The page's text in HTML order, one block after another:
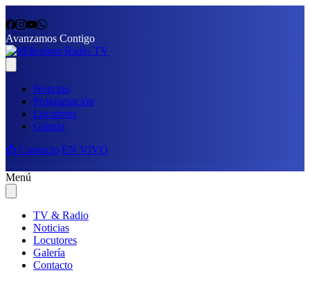
Avanzamos Contigo
Noticias
Programación
Locutores
Galería
📩 Contacto EN VIVO
Menú
TV & Radio
Noticias
Locutores
Galería
Contacto